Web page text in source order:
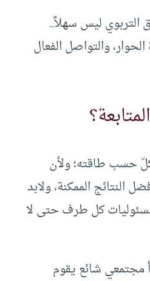
التربوي ليس سهلاً..
والتواصل الفعال
كلّ حسب طاقته؛ ولأن
النتائج الممكنة، ولابد
كل طرف حتى لا
مجتمعي شائع يقوم